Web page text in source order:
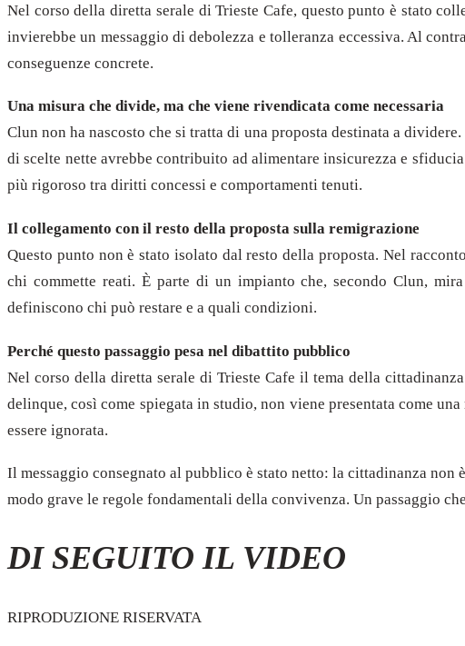
Nel corso della diretta serale di Trieste Cafe, questo punto è stato
invierebbe un messaggio di debolezza e tolleranza eccessiva. Al
conseguenze concrete.
Una misura che divide, ma che viene rivendicata come necessaria
Clun non ha nascosto che si tratta di una proposta destinata a
di scelte nette avrebbe contribuito ad alimentare insicurezza e
più rigoroso tra diritti concessi e comportamenti tenuti.
Il collegamento con il resto della proposta sulla remigrazione
Questo punto non è stato isolato dal resto della proposta. Nel
chi commette reati. È parte di un impianto che, secondo Clun,
definiscono chi può restare e a quali condizioni.
Perché questo passaggio pesa nel dibattito pubblico
Nel corso della diretta serale di Trieste Cafe il tema della
delinque, così come spiegata in studio, non viene presentata come
essere ignorata.
Il messaggio consegnato al pubblico è stato netto: la cittadinanza
modo grave le regole fondamentali della convivenza. Un passaggio
DI SEGUITO IL VIDEO
RIPRODUZIONE RISERVATA